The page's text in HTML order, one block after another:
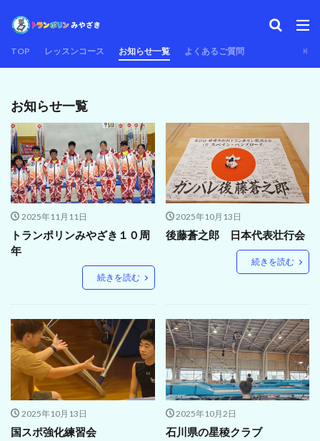
TOP レッスンコース お知らせ一覧 よくあるご質問
お知らせ一覧
2025年11月11日
トランポリンみやざき１０周
年
続きを読む
2025年10月13日
後藤蒼之郎 日本代表壮行会
続きを読む
2025年10月13日
国スポ強化練習会
2025年10月2日
石川県の星稜クラブ